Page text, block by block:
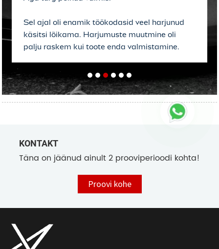
Sel ajal oli enamik töökodasid veel harjunud
käsitsi lõikama. Harjumuste muutmine oli
palju raskem kui toote enda valmistamine.
KONTAKT
Täna on jäänud ainult 2 prooviperioodi kohta!
Proovi kohe